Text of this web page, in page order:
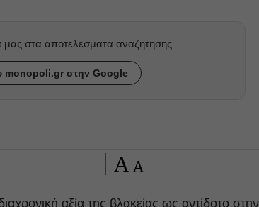
μας στα αποτελέσματα αναζητησης
monopoli.gr στην Google
A A
αξία της βλακείας ως αντίδοτο στην